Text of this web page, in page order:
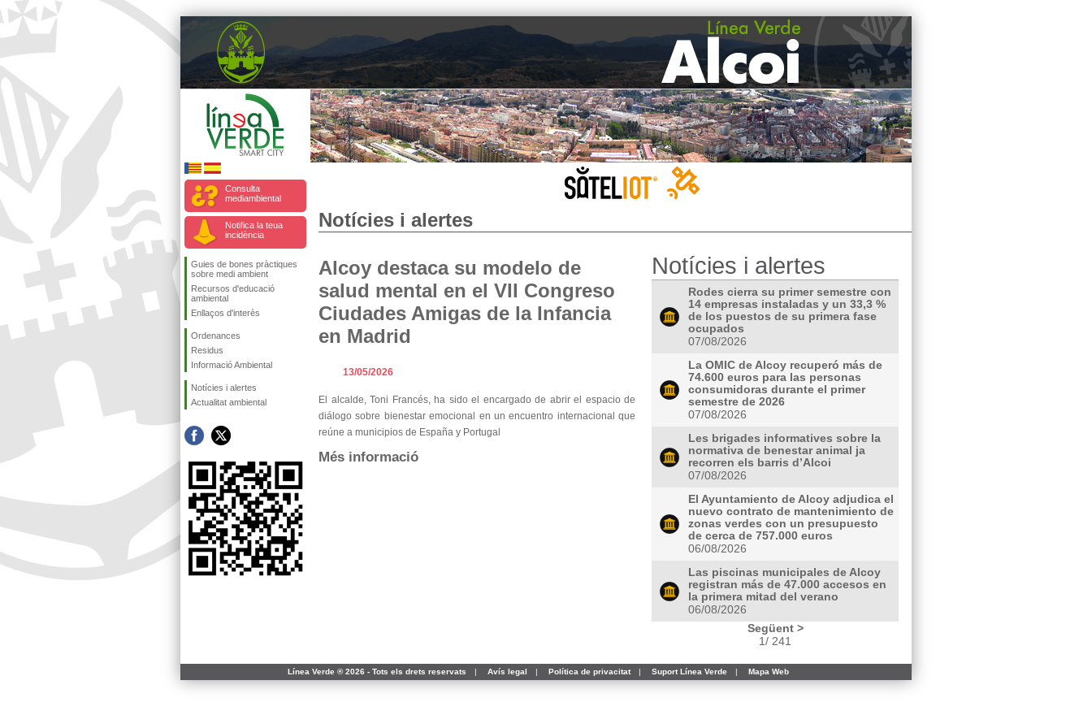
Consulta
mediambiental
Notifica la teua
incidència
Guies de bones pràctiques
sobre medi ambient
Recursos d'educació
ambiental
Enllaços d'interès
Ordenances
Residus
Informació Ambiental
Notícies i alertes
Actualitat ambiental
Notícies i alertes
Alcoy destaca su modelo de
salud mental en el VII Congreso
Ciudades Amigas de la Infancia
en Madrid
13/05/2026
El alcalde, Toni Francés, ha sido el encargado de abrir el espacio de
diálogo sobre bienestar emocional en un encuentro internacional que
reúne a municipios de España y Portugal
Més informació
Notícies i alertes
Rodes cierra su primer semestre con
14 empresas instaladas y un 33,3 %
de los puestos de su primera fase
ocupados
07/08/2026
La OMIC de Alcoy recuperó más de
74.600 euros para las personas
consumidoras durante el primer
semestre de 2026
07/08/2026
Les brigades informatives sobre la
normativa de benestar animal ja
recorren els barris d’Alcoi
07/08/2026
El Ayuntamiento de Alcoy adjudica el
nuevo contrato de mantenimiento de
zonas verdes con un presupuesto
de cerca de 757.000 euros
06/08/2026
Las piscinas municipales de Alcoy
registran más de 47.000 accesos en
la primera mitad del verano
06/08/2026
Següent >
1/ 241
Línea Verde ® 2026 - Tots els drets reservats | Avís legal | Política de privacitat | Suport Línea Verde | Mapa Web